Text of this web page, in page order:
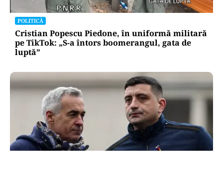
POLITICĂ
Cristian Popescu Piedone, în uniformă militară
pe TikTok: „S-a întors boomerangul, gata de
luptă”